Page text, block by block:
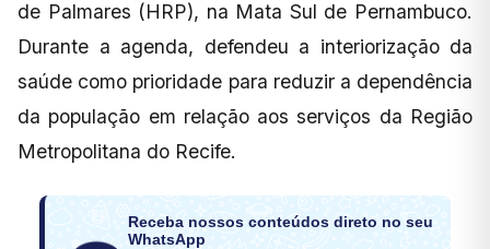
de Palmares (HRP), na Mata Sul de Pernambuco.
Durante a agenda, defendeu a interiorização da
saúde como prioridade para reduzir a dependência
da população em relação aos serviços da Região
Metropolitana do Recife.
Receba nossos conteúdos direto no seu
WhatsApp